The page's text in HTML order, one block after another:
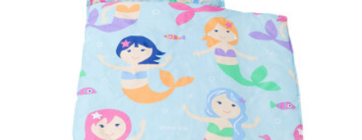
2.0*1.5メートルで